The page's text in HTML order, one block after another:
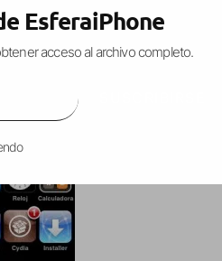
cuales sean, en
EsferaiPhone
acceso al archivo completo.